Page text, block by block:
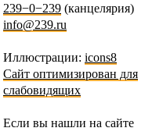
239−0−239 (канцелярия)
info@239.ru
Иллюстрации: icons8
Сайт оптимизирован для
слабовидящих
Если вы нашли на сайте